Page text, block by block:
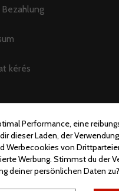
Bezahlung
kérés
© Ugralo.hu -
Performance, eine
dieser Laden, der
Werbecookies von
Werbung. Stimmst du der
deiner persönlichen Daten zu?